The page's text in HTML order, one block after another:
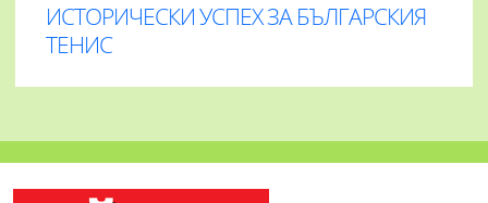
ИСТОРИЧЕСКИ УСПЕХ ЗА БЪЛГАРСКИЯ
ТЕНИС